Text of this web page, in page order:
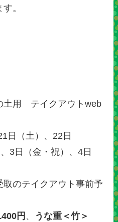
。
土用 テイクアウトweb
日（土）、22日
3日（金・祝）、4日
のテイクアウト事前予
円 、 うな重＜竹＞